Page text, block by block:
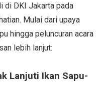
di DKI Jakarta pada
Mulai dari upaya
hingga peluncuran acara
lebih lanjut:
Lanjuti Ikan Sapu-